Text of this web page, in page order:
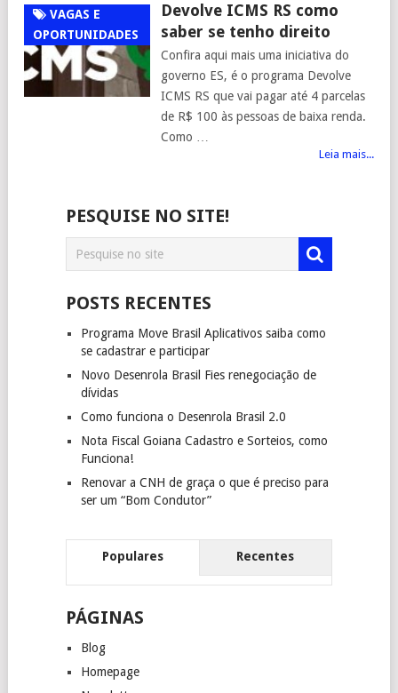
VAGAS E
OPORTUNIDADES
Devolve ICMS RS como
saber se tenho direito
Confira aqui mais uma iniciativa do
governo ES, é o programa Devolve
ICMS RS que vai pagar até 4 parcelas
de R$ 100 às pessoas de baixa renda.
Como …
Leia mais...
PESQUISE NO SITE!
POSTS RECENTES
Programa Move Brasil Aplicativos saiba como
se cadastrar e participar
Novo Desenrola Brasil Fies renegociação de
dívidas
Como funciona o Desenrola Brasil 2.0
Nota Fiscal Goiana Cadastro e Sorteios, como
Funciona!
Renovar a CNH de graça o que é preciso para
ser um “Bom Condutor”
Populares Recentes
PÁGINAS
Blog
Homepage